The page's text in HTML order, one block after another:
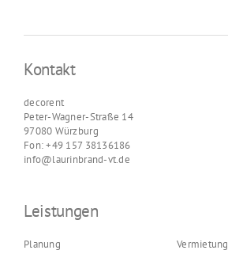
Kontakt
decorent
Peter-Wagner-Straße 14
97080 Würzburg
Fon: +49 157 38136186
info@laurinbrand-vt.de
Leistungen
Planung
Vermietung